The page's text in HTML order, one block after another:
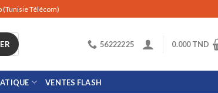
(Tunisie Télécom)
56222225 0.000TND
VENTES FLASH